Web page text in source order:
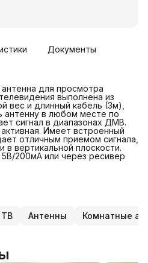
Документы
для просмотра
выполнена из
вес и длинный кабель (3м),
антенну в любом месте по
сигнал в диапазонах ДМВ.
Имеет встроенный
отличным приемом сигнала,
в вертикальной плоскости.
200мА или через ресивер
ТВ Антенны Комнатные